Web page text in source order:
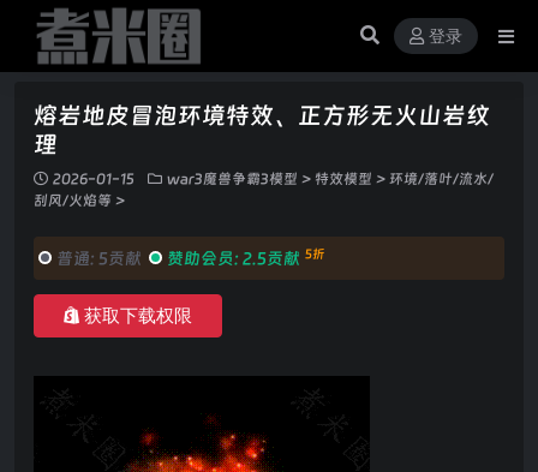
登录
熔岩地皮冒泡环境特效、正方形无火山岩纹
理
2026-01-15 war3魔兽争霸3模型 > 特效模型 > 环境/落叶/流水/
刮风/火焰等 >
普通: 5贡献 赞助会员: 2.5贡献 5折
获取下载权限